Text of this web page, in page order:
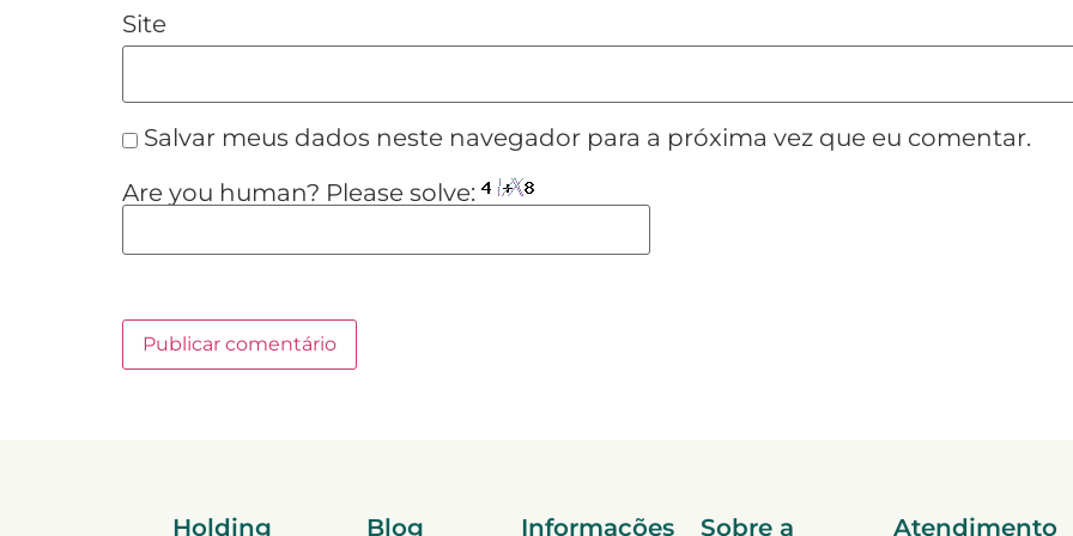
Site
Salvar meus dados neste navegador para a próxima vez que eu comentar.
Are you human? Please solve:
Holding Blog Informações Sobre a Atendimento